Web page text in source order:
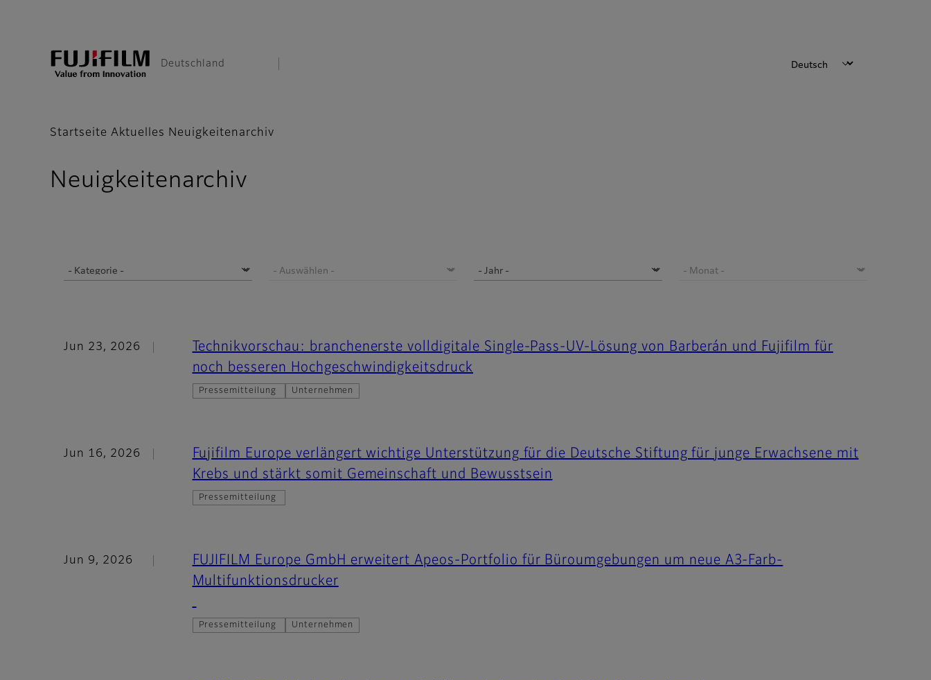
Deutschland
Startseite Aktuelles Neuigkeitenarchiv
Neuigkeitenarchiv
Jun 23, 2026
Technikvorschau: branchenerste volldigitale Single-Pass-UV-Lösung von Barberán und Fujifilm für
noch besseren Hochgeschwindigkeitsdruck
Pressemitteilung Unternehmen
Jun 16, 2026
Fujifilm Europe verlängert wichtige Unterstützung für die Deutsche Stiftung für junge Erwachsene mit
Krebs und stärkt somit Gemeinschaft und Bewusstsein
Pressemitteilung
Jun 9, 2026
FUJIFILM Europe GmbH erweitert Apeos-Portfolio für Büroumgebungen um neue A3-Farb-
Multifunktionsdrucker
Pressemitteilung Unternehmen